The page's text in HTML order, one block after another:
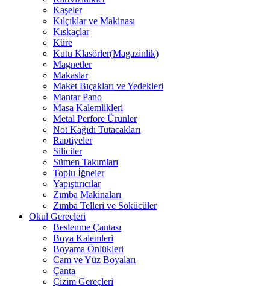
Kaşeler
Kılçıklar ve Makinası
Kıskaçlar
Küre
Kutu Klasörler(Magazinlik)
Magnetler
Makaslar
Maket Bıçakları ve Yedekleri
Mantar Pano
Masa Kalemlikleri
Metal Perfore Ürünler
Not Kağıdı Tutacakları
Raptiyeler
Siliciler
Sümen Takımları
Toplu İğneler
Yapıştırıcılar
Zımba Makinaları
Zımba Telleri ve Sökücüler
Okul Gereçleri
Beslenme Çantası
Boya Kalemleri
Boyama Önlükleri
Cam ve Yüz Boyaları
Çanta
Çizim Gereçleri